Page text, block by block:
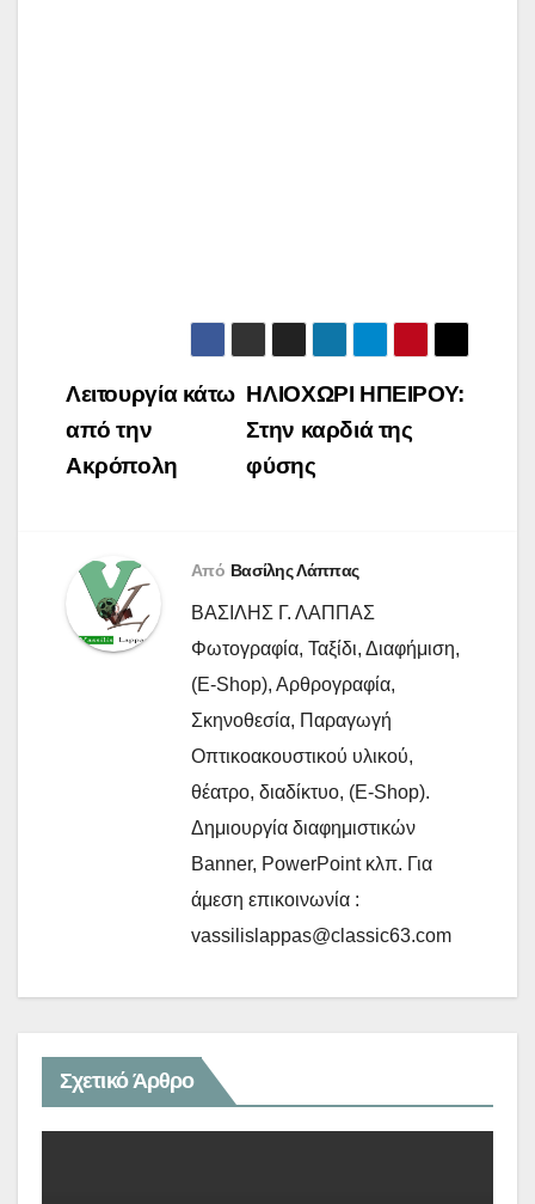
Πλοήγηση
άρθρων
ΗΛΙΟΧΩΡΙ ΗΠΕΙΡΟΥ:
Στην καρδιά της
φύσης
Λειτουργία κάτω
από την
Ακρόπολη
Από Βασίλης Λάππας
ΒΑΣΙΛΗΣ Γ. ΛΑΠΠΑΣ
Φωτογραφία, Ταξίδι, Διαφήμιση,
(E-Shop), Αρθρογραφία,
Σκηνοθεσία, Παραγωγή
Οπτικοακουστικού υλικού,
θέατρο, διαδίκτυο, (E-Shop).
Δημιουργία διαφημιστικών
Banner, PowerPoint κλπ. Για
άμεση επικοινωνία :
vassilislappas@classic63.com
Σχετικό Άρθρο